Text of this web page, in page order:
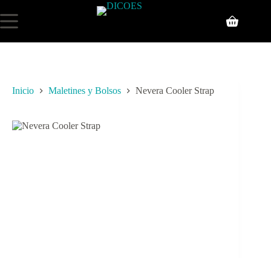
Inicio Maletines y Bolsos Nevera Cooler Strap